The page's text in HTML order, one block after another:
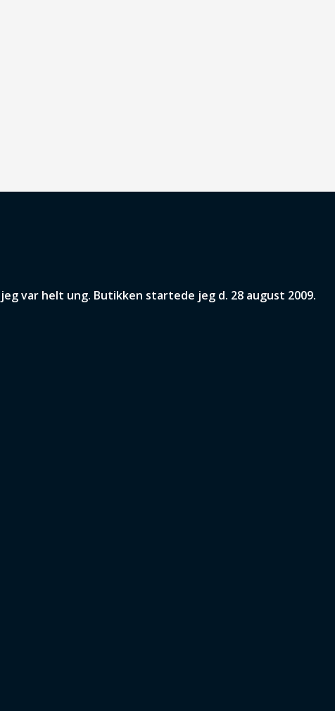
var helt ung. Butikken startede jeg d. 28 august 2009.